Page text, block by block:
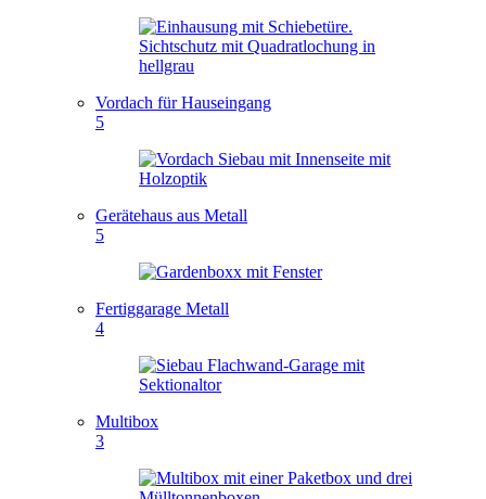
Vordach für Hauseingang
5
Gerätehaus aus Metall
5
Fertiggarage Metall
4
Multibox
3